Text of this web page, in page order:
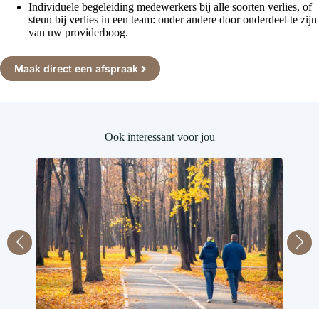
Individuele begeleiding medewerkers bij alle soorten verlies, of
steun bij verlies in een team: onder andere door onderdeel te zijn
van uw providerboog.
Maak direct een afspraak
Ook interessant voor jou